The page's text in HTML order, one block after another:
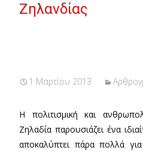
Ζηλανδίας
1 Μαρτίου 2013
Η πολιτισμική και
Ζηλαδία παρουσιάζει ένα
αποκαλύπτει πάρα πολλά